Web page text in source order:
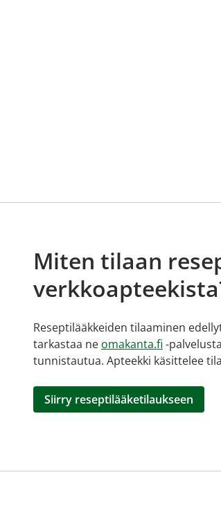
Miten tilaan
Reseptilääkkeiden tilaaminen
tarkastaa ne omakanta.fi -
tunnistautua. Apteekki käsittelee
Siirry reseptilääketilaukseen